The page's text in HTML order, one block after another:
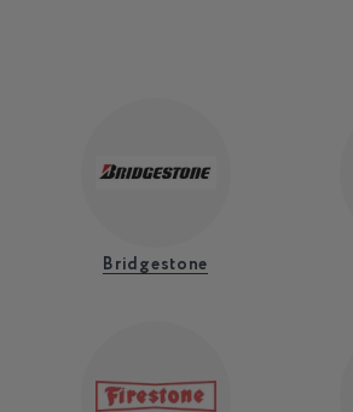
Bridgestone